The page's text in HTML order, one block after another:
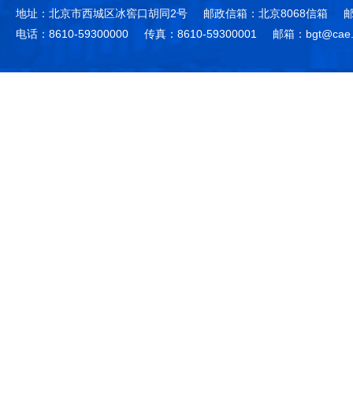
地址：北京市西城区冰窖口胡同2号
邮政信箱：北京8068信箱
电话：8610-59300000
传真：8610-59300001 邮箱：